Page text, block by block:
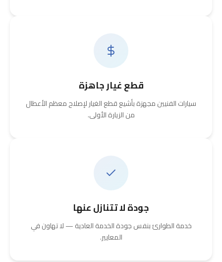
قطع غيار جاهزة
سيارات الفنيين مجهزة بأشيع قطع الغيار لإصلاح معظم الأعطال
من الزيارة الأولى.
جودة لا تتنازل عنها
خدمة الطوارئ بنفس جودة الخدمة العادية — لا تهاون في
المعايير.